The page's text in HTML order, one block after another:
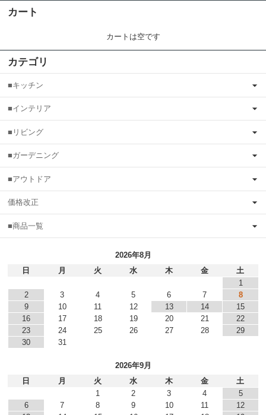
カート
カートは空です
カテゴリ
■キッチン
■インテリア
■リビング
■ガーデニング
■アウトドア
価格改正
■商品一覧
2026年8月
日
月 火 水 木 金
土
1
2
3 4 5 6 7
8
9
10 11 12 13 14
15
16
17 18 19 20 21
22
23
24 25 26 27 28
29
30
31
2026年9月
日
月 火 水 木 金
土
1
2 3 4
5
6
7 8 9 10 11
12